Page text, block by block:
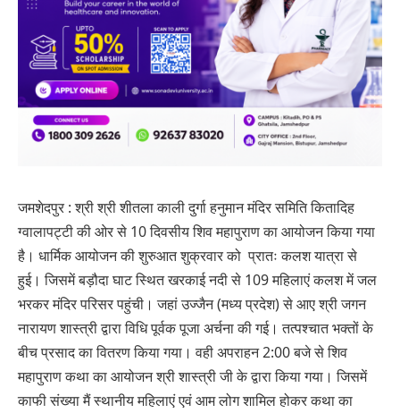
जमशेदपुर : श्री श्री शीतला काली दुर्गा हनुमान मंदिर समिति कितादिह
ग्वालापट्टी की ओर से 10 दिवसीय शिव महापुराण का आयोजन किया गया
है। धार्मिक आयोजन की शुरुआत शुक्रवार को प्रातः कलश यात्रा से
हुई। जिसमें बड़ौदा घाट स्थित खरकाई नदी से 109 महिलाएं कलश में जल
भरकर मंदिर परिसर पहुंची। जहां उज्जैन (मध्य प्रदेश) से आए श्री जगन
नारायण शास्त्री द्वारा विधि पूर्वक पूजा अर्चना की गई। तत्पश्चात भक्तों के
बीच प्रसाद का वितरण किया गया। वही अपराहन 2:00 बजे से शिव
महापुराण कथा का आयोजन श्री शास्त्री जी के द्वारा किया गया। जिसमें
काफी संख्या मैं स्थानीय महिलाएं एवं आम लोग शामिल होकर कथा का